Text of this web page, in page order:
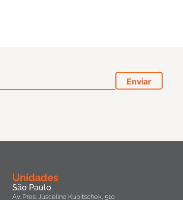
Unidades
São Paulo
Av. Pres. Juscelino Kubitschek, 510